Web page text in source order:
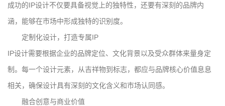
成功的IP设计不仅要具备视觉上的独特性，还要有深刻的品牌内
涵，能够在市场中形成独特的识别度。
定制化设计，打造专属IP
IP设计需要根据企业的品牌定位、文化背景以及受众群体来量身定
制。每一个设计元素，从吉祥物到标志，都应与品牌核心价值息息
相关，确保设计具有深刻的文化含义和市场认同感。
融合创意与商业价值